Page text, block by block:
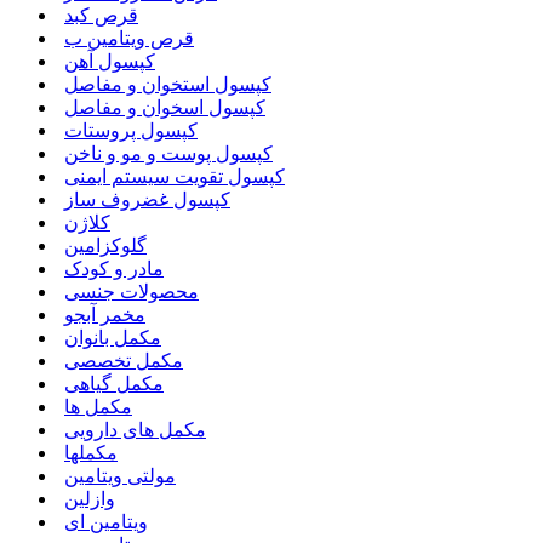
قرص کبد
قرص ویتامین ب
کپسول آهن
کپسول استخوان و مفاصل
کپسول اسخوان و مفاصل
کپسول پروستات
کپسول پوست و مو و ناخن
کپسول تقویت سیستم ایمنی
کپسول غضروف ساز
کلاژن
گلوکزامین
مادر و کودک
محصولات جنسی
مخمر آبجو
مکمل بانوان
مکمل تخصصی
مکمل گیاهی
مکمل ها
مکمل های دارویی
مکملها
مولتی ویتامین
وازلین
ویتامین ای